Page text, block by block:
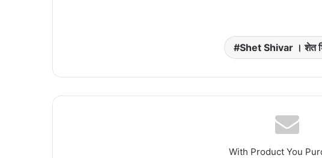
Shet Shivar । शेत
With Product You